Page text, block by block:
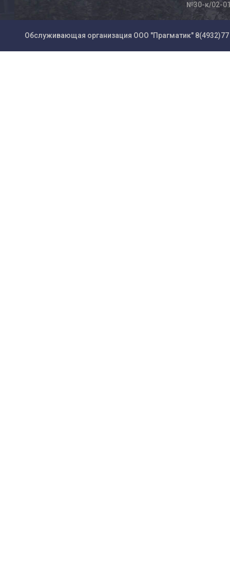
№30-к/02-
Обслуживающая организация ООО "Прагматик"8(4932)77